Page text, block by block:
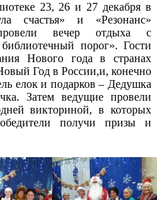
23, 26 и 27 декабря в
счастья» и «Резонанс»
вечер отдыха с
порог». Гости
Нового года в странах
Год в России,и, конечно
елок и подарков – Дедушка
Затем ведущие провели
викториной, в которых
получи призы и